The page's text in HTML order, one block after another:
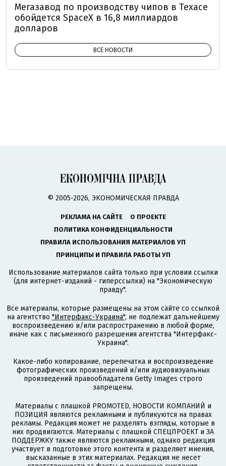
Мегазавод по производству чипов в Техасе
обойдется SpaceX в 16,8 миллиардов
долларов
ВСЕ НОВОСТИ
© 2005-2026, ЭКОНОМИЧЕСКАЯ ПРАВДА
РЕКЛАМА НА САЙТЕ
О ПРОЕКТЕ
ПОЛИТИКА КОНФИДЕНЦИАЛЬНОСТИ
ПРАВИЛА ИСПОЛЬЗОВАНИЯ МАТЕРИАЛОВ УП
ПРИНЦИПЫ И ПРАВИЛА РАБОТЫ УП
Использование материалов сайта только при условии ссылки
(для интернет-изданий - гиперссылки) на "Экономическую
правду".
Все материалы, которые размещены на этом сайте со ссылкой
на агентство "Интерфакс-Украина", не подлежат дальнейшему
воспроизведению и/или распространению в любой форме,
иначе как с письменного разрешения агентства "Интерфакс-
Украина".
Какое-либо копирование, перепечатка и воспроизведение
фотографических произведений и/или аудиовизуальных
произведений правообладателя Getty Images строго
запрещены.
Материалы с плашкой PROMOTED, НОВОСТИ КОМПАНИЙ и
ПОЗИЦИЯ являются рекламными и публикуются на правах
рекламы. Редакция может не разделять взгляды, которые в
них продвигаются. Материалы с плашкой СПЕЦПРОЕКТ и ЗА
ПОДДЕРЖКУ также являются рекламными, однако редакция
участвует в подготовке этого контента и разделяет мнения,
высказанные в этих материалах. Редакция не несет